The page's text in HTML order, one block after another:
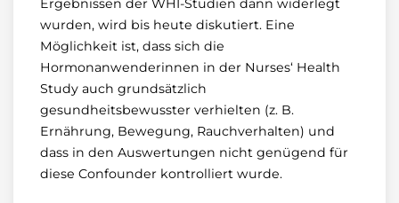
wurden, wird bis heute diskutiert. Eine
Möglichkeit ist, dass sich die
Hormonanwenderinnen in der Nurses‘ Health
Study auch grundsätzlich
gesundheitsbewusster verhielten (z. B.
Ernährung, Bewegung, Rauchverhalten) und
dass in den Auswertungen nicht genügend für
diese Confounder kontrolliert wurde.